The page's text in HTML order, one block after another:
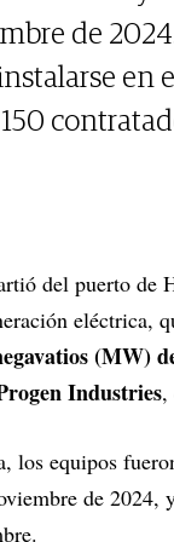
de
en
del puerto de
eléctrica,
(MW)
Industries,
los equipos
de